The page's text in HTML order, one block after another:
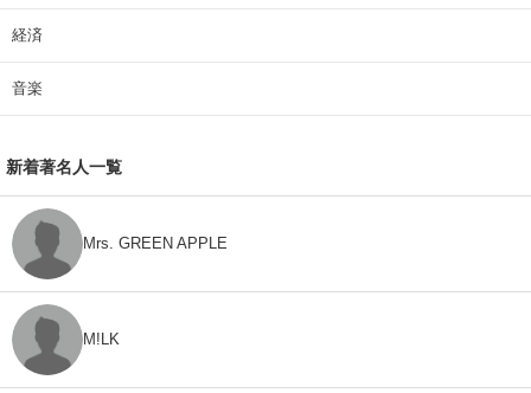
経済
音楽
新着著名人一覧
Mrs. GREEN APPLE
M!LK